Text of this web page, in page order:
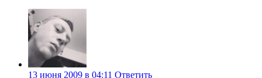
13 июня 2009 в 04:11 Ответить